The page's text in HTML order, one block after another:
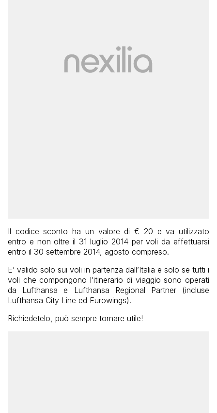
Il codice sconto ha un valore di € 20 e va utilizzato
entro e non oltre il 31 luglio 2014 per voli da effettuarsi
entro il 30 settembre 2014, agosto compreso.
E’ valido solo sui voli in partenza dall’Italia e solo se tutti i
voli che compongono l’itinerario di viaggio sono operati
da Lufthansa e Lufthansa Regional Partner (incluse
Lufthansa City Line ed Eurowings).
Richiedetelo, può sempre tornare utile!